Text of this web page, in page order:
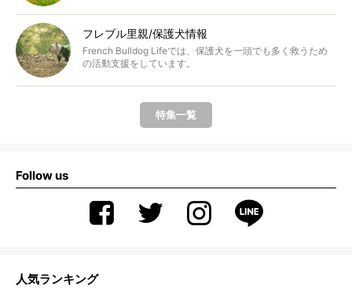
フレブル里親/保護犬情報
French Bulldog Lifeでは、保護犬を一頭でも多く救うため
の活動支援をしています。
特集一覧
Follow us
人気ランキング